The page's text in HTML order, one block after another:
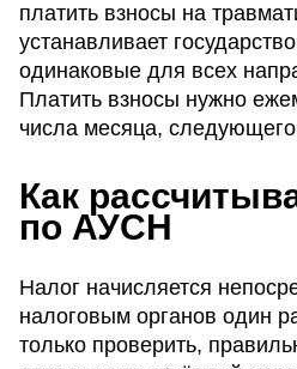
платить взносы на
устанавливает
одинаковые для всех
Платить взносы нужно
числа месяца,
Как
по АУСН
Налог начисляется
налоговым органов один
только проверить,